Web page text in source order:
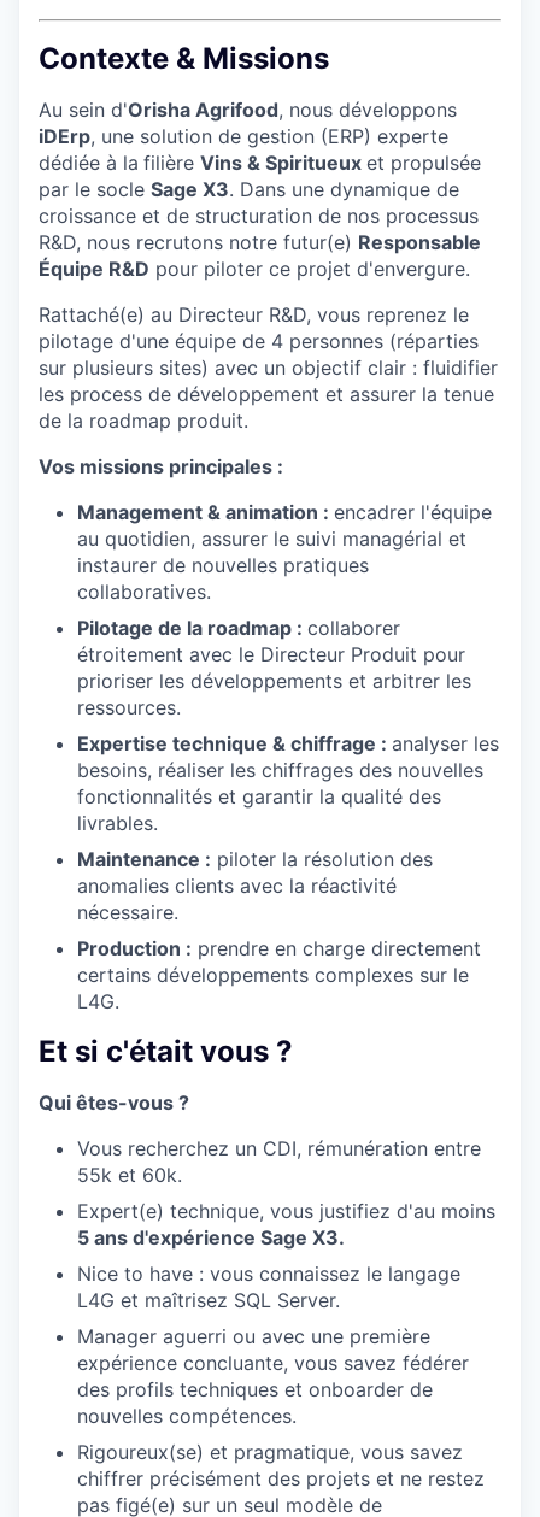
Contexte & Missions
Au sein d'Orisha Agrifood, nous développons
iDErp, une solution de gestion (ERP) experte
dédiée à la filière Vins & Spiritueux et propulsée
par le socle Sage X3. Dans une dynamique de
croissance et de structuration de nos processus
R&D, nous recrutons notre futur(e) Responsable
Équipe R&D pour piloter ce projet d'envergure.
Rattaché(e) au Directeur R&D, vous reprenez le
pilotage d'une équipe de 4 personnes (réparties
sur plusieurs sites) avec un objectif clair : fluidifier
les process de développement et assurer la tenue
de la roadmap produit.
Vos missions principales :
Management & animation : encadrer l'équipe
au quotidien, assurer le suivi managérial et
instaurer de nouvelles pratiques
collaboratives.
Pilotage de la roadmap : collaborer
étroitement avec le Directeur Produit pour
prioriser les développements et arbitrer les
ressources.
Expertise technique & chiffrage : analyser les
besoins, réaliser les chiffrages des nouvelles
fonctionnalités et garantir la qualité des
livrables.
Maintenance : piloter la résolution des
anomalies clients avec la réactivité
nécessaire.
Production : prendre en charge directement
certains développements complexes sur le
L4G.
Et si c'était vous ?
Qui êtes-vous ?
Vous recherchez un CDI, rémunération entre
55k et 60k.
Expert(e) technique, vous justifiez d'au moins
5 ans d'expérience Sage X3.
Nice to have : vous connaissez le langage
L4G et maîtrisez SQL Server.
Manager aguerri ou avec une première
expérience concluante, vous savez fédérer
des profils techniques et onboarder de
nouvelles compétences.
Rigoureux(se) et pragmatique, vous savez
chiffrer précisément des projets et ne restez
pas figé(e) sur un seul modèle de